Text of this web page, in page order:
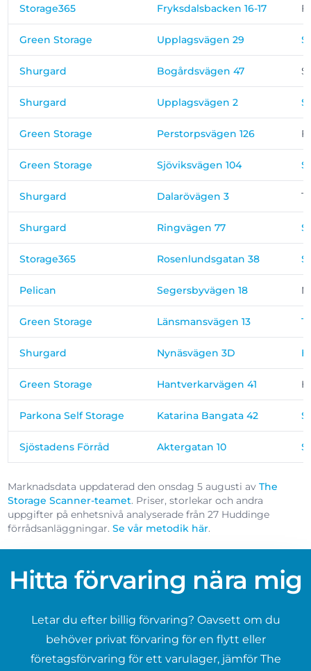
Storage365 Fryksdalsbacken 16-17
Green Storage Upplagsvägen 29
Shurgard Bogårdsvägen 47
Shurgard Upplagsvägen 2
Green Storage Perstorpsvägen 126
Green Storage Sjöviksvägen 104
Shurgard Dalarövägen 3
Shurgard Ringvägen 77
Storage365 Rosenlundsgatan 38
Pelican Segersbyvägen 18
Green Storage Länsmansvägen 13
Shurgard Nynäsvägen 3D
Green Storage Hantverkarvägen 41
Parkona Self Storage Katarina Bangata 42
Sjöstadens Förråd Aktergatan 10
Marknadsdata uppdaterad den onsdag 5 augusti avThe
Storage Scanner-teamet. Priser, storlekar och andra
uppgifter på enhetsnivå analyserade från 27 Huddinge
förrådsanläggningar.Se vår metodik här.
Hitta förvaring nära mig
Letar du efter billig förvaring? Oavsett om du
behöver privat förvaring för en flytt eller
företagsförvaring för ett varulager, jämför The